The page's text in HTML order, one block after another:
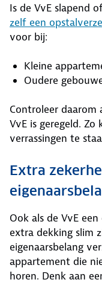
Is de VvE slapend
zelf een
voor bij:
Kleine
Oudere
Controleer
VvE is geregeld.
verrassingen te
Extra
Ook als de VvE
extra dekking slim
eigenaarsbelang
appartement die
horen. Denk aan